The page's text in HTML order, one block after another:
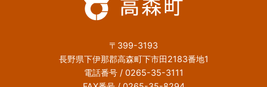
〒399-3193
長野県下伊那郡高森町下市田2183番地1
電話番号 / 0265-35-3111